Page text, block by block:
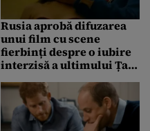
Rusia aprobă difuzarea
unui film cu scene
fierbinți despre o iubire
interzisă a ultimului Țar,
Fanaticii ortodocși au
amenințat că vor da foc
sălilor de cinema. VIDEO